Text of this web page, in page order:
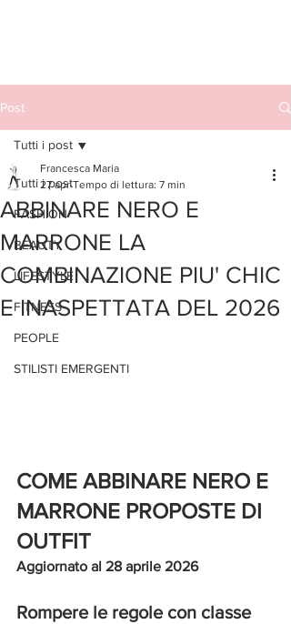
Post
Tutti i post
FASHION
BEAUTY
LIFESTYLE
FITNESS
PEOPLE
STILISTI EMERGENTI
Tutti i post
ABBINARE NERO E
MARRONE LA
COMBINAZIONE PIU' CHIC
E INASPETTATA DEL 2026
Francesca Maria
27 apr Tempo di lettura: 7 min
COME ABBINARE NERO E
MARRONE PROPOSTE DI
OUTFIT
Aggiornato al 28 aprile 2026
Rompere le regole con classe